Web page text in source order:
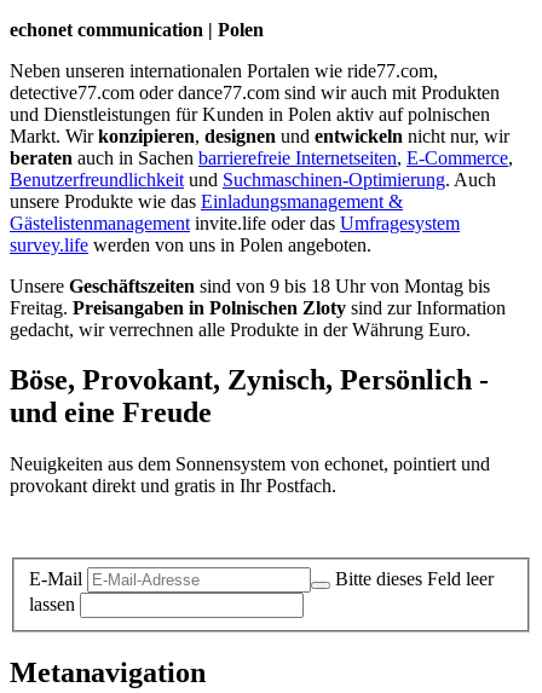
echonet communication | Polen
Neben unseren internationalen Portalen wie ride77.com,
detective77.com oder dance77.com sind wir auch mit Produkten
und Dienstleistungen für Kunden in Polen aktiv auf polnischen
Markt. Wirkonzipieren, designen und entwickeln nicht nur, wir
beraten auch in Sachen barrierefreie Internetseiten, E-Commerce,
Benutzerfreundlichkeit und Suchmaschinen-Optimierung. Auch
unsere Produkte wie das Einladungsmanagement &
Gästelistenmanagement invite.life oder das Umfragesystem
survey.life werden von uns in Polen angeboten.
Unsere Geschäftszeiten sind von 9 bis 18 Uhr von Montag bis
Freitag. Preisangaben in Polnischen Zloty sind zur Information
gedacht, wir verrechnen alle Produkte in der Währung Euro.
Böse, Provokant, Zynisch, Persönlich -
und eine Freude
Neuigkeiten aus dem Sonnensystem von echonet, pointiert und
provokant direkt und gratis in Ihr Postfach.
E-Mail
Bitte dieses Feld leer
lassen
Metanavigation